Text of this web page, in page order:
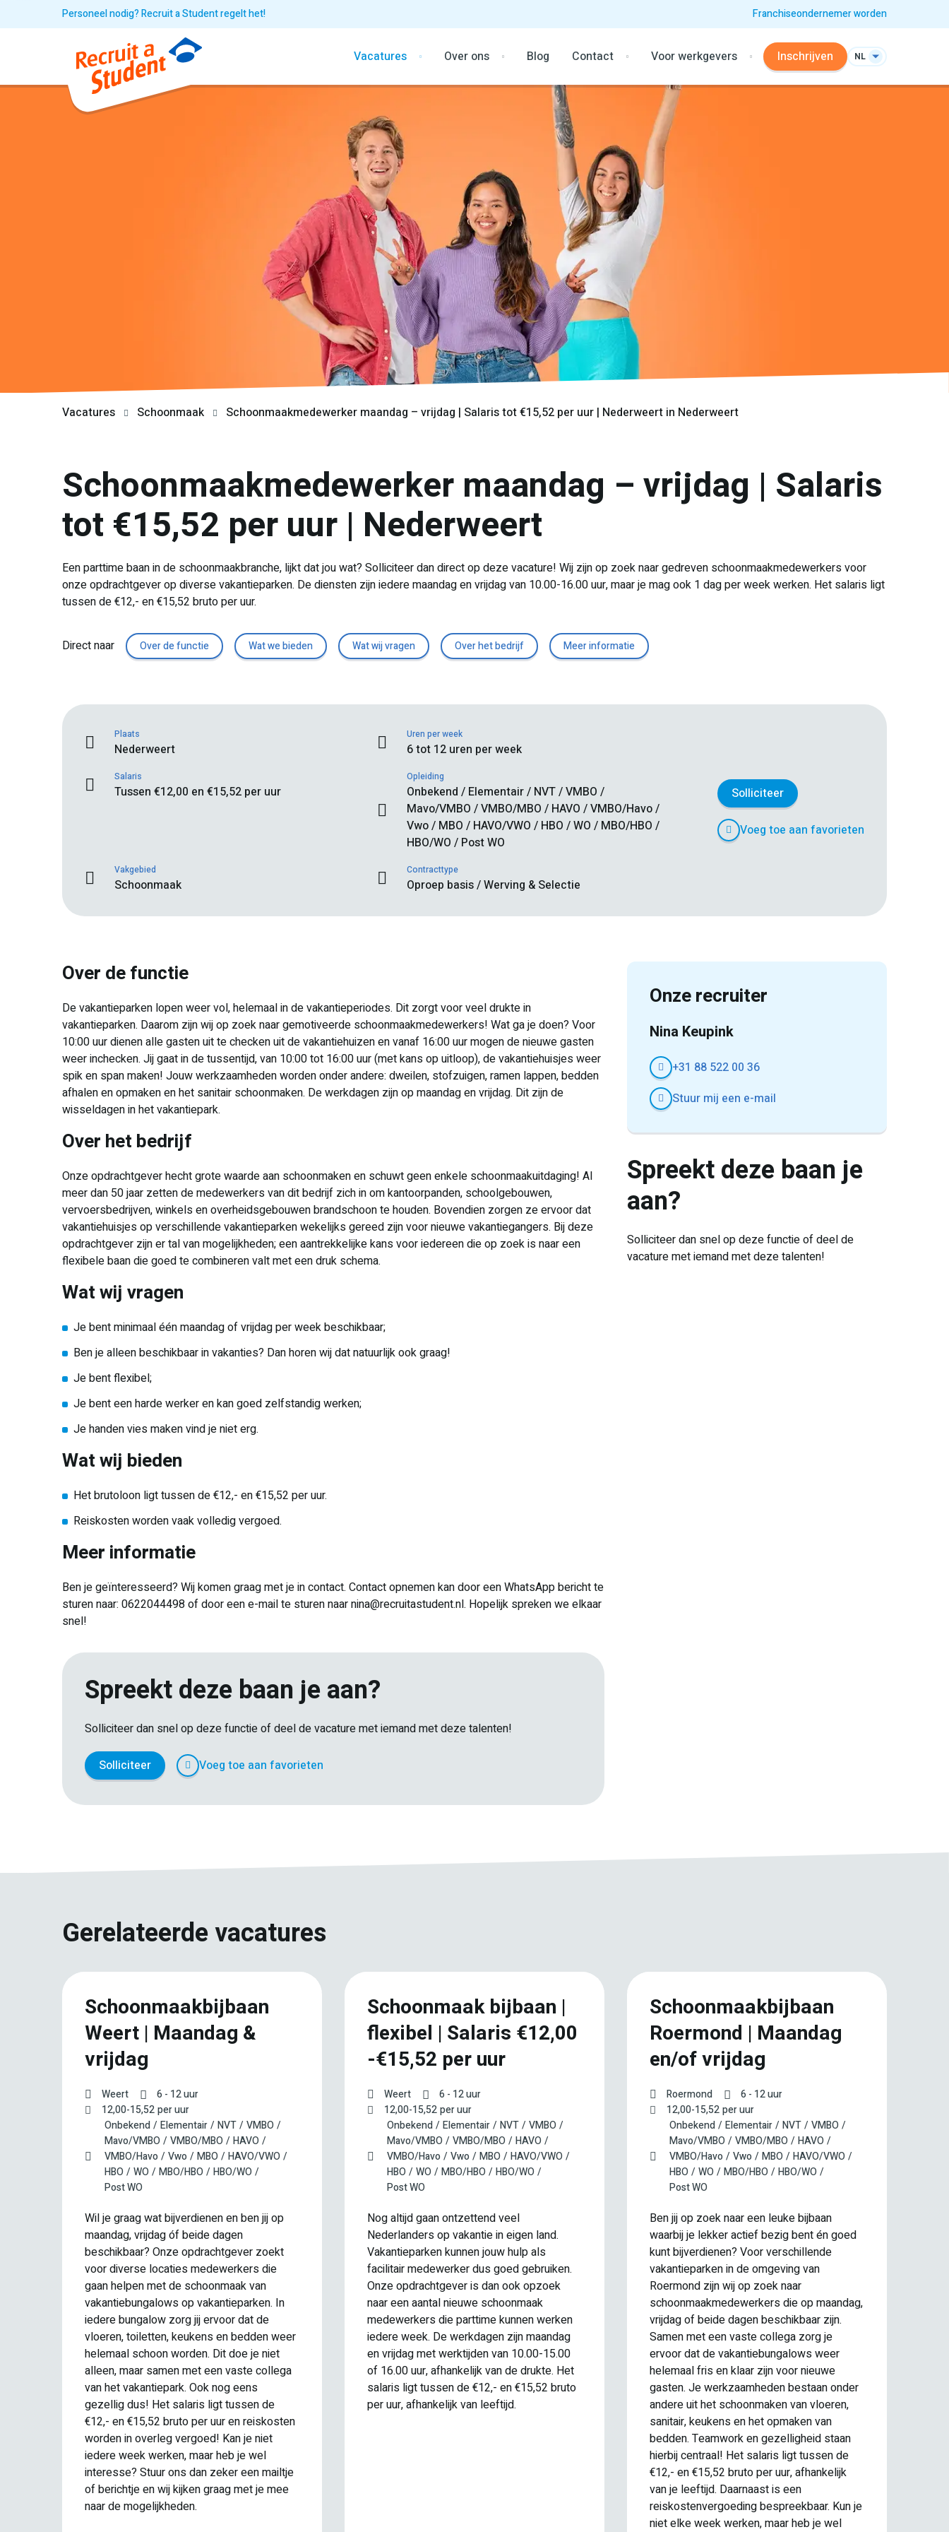
Personeel nodig? Recruit a Student regelt het! Franchiseondernemer worden
Vacatures Over ons Blog Contact Voor werkgevers Inschrijven NL
Vacatures Schoonmaak Schoonmaakmedewerker maandag – vrijdag | Salaris tot €15,52 per uur | Nederweert in Nederweert
Schoonmaakmedewerker maandag – vrijdag | Salaris
tot €15,52 per uur | Nederweert
Een parttime baan in de schoonmaakbranche, lijkt dat jou wat? Solliciteer dan direct op deze vacature! Wij zijn op zoek naar gedreven schoonmaakmedewerkers voor
onze opdrachtgever op diverse vakantieparken. De diensten zijn iedere maandag en vrijdag van 10.00-16.00 uur, maar je mag ook 1 dag per week werken. Het salaris ligt
tussen de €12,- en €15,52 bruto per uur.
Direct naar Over de functie Wat we bieden Wat wij vragen Over het bedrijf Meer informatie
Plaats
Nederweert
Uren per week
6 tot 12 uren per week
Salaris
Tussen €12,00 en €15,52 per uur
Opleiding
Onbekend / Elementair / NVT / VMBO /
Mavo/VMBO / VMBO/MBO / HAVO / VMBO/Havo /
Vwo / MBO / HAVO/VWO / HBO / WO / MBO/HBO /
HBO/WO / Post WO
Vakgebied
Schoonmaak
Contracttype
Oproep basis / Werving & Selectie
Solliciteer
Voeg toe aan favorieten
Over de functie
De vakantieparken lopen weer vol, helemaal in de vakantieperiodes. Dit zorgt voor veel drukte in
vakantieparken. Daarom zijn wij op zoek naar gemotiveerde schoonmaakmedewerkers! Wat ga je doen? Voor
10:00 uur dienen alle gasten uit te checken uit de vakantiehuizen en vanaf 16:00 uur mogen de nieuwe gasten
weer inchecken. Jij gaat in de tussentijd, van 10:00 tot 16:00 uur (met kans op uitloop), de vakantiehuisjes weer
spik en span maken! Jouw werkzaamheden worden onder andere: dweilen, stofzuigen, ramen lappen, bedden
afhalen en opmaken en het sanitair schoonmaken. De werkdagen zijn op maandag en vrijdag. Dit zijn de
wisseldagen in het vakantiepark.
Over het bedrijf
Onze opdrachtgever hecht grote waarde aan schoonmaken en schuwt geen enkele schoonmaakuitdaging! Al
meer dan 50 jaar zetten de medewerkers van dit bedrijf zich in om kantoorpanden, schoolgebouwen,
vervoersbedrijven, winkels en overheidsgebouwen brandschoon te houden. Bovendien zorgen ze ervoor dat
vakantiehuisjes op verschillende vakantieparken wekelijks gereed zijn voor nieuwe vakantiegangers. Bij deze
opdrachtgever zijn er tal van mogelijkheden; een aantrekkelijke kans voor iedereen die op zoek is naar een
flexibele baan die goed te combineren valt met een druk schema.
Wat wij vragen
Je bent minimaal één maandag of vrijdag per week beschikbaar;
Ben je alleen beschikbaar in vakanties? Dan horen wij dat natuurlijk ook graag!
Je bent flexibel;
Je bent een harde werker en kan goed zelfstandig werken;
Je handen vies maken vind je niet erg.
Wat wij bieden
Het brutoloon ligt tussen de €12,- en €15,52 per uur.
Reiskosten worden vaak volledig vergoed.
Meer informatie
Ben je geïnteresseerd? Wij komen graag met je in contact. Contact opnemen kan door een WhatsApp bericht te
sturen naar: 0622044498 of door een e-mail te sturen naar nina@recruitastudent.nl. Hopelijk spreken we elkaar
snel!
Spreekt deze baan je aan?
Solliciteer dan snel op deze functie of deel de vacature met iemand met deze talenten!
Solliciteer Voeg toe aan favorieten
Onze recruiter
Nina Keupink
+31 88 522 00 36
Stuur mij een e-mail
Spreekt deze baan je
aan?
Solliciteer dan snel op deze functie of deel de
vacature met iemand met deze talenten!
Gerelateerde vacatures
Schoonmaakbijbaan
Weert | Maandag &
vrijdag
Weert
6 - 12 uur
12,00-15,52per uur
Onbekend
Elementair NVT
VMBO
Mavo/VMBO
VMBO/MBO
HAVO
VMBO/Havo
Vwo MBO
HAVO/VWO
HBO
WO MBO/HBO
HBO/WO
Post WO
Wil je graag wat bijverdienen en ben jij op
maandag, vrijdag óf beide dagen
beschikbaar? Onze opdrachtgever zoekt
voor diverse locaties medewerkers die
gaan helpen met de schoonmaak van
vakantiebungalows op vakantieparken. In
iedere bungalow zorg jij ervoor dat de
vloeren, toiletten, keukens en bedden weer
helemaal schoon worden. Dit doe je niet
alleen, maar samen met een vaste collega
van het vakantiepark. Ook nog eens
gezellig dus! Het salaris ligt tussen de
€12,- en €15,52 bruto per uur en reiskosten
worden in overleg vergoed! Kan je niet
iedere week werken, maar heb je wel
interesse? Stuur ons dan zeker een mailtje
of berichtje en wij kijken graag met je mee
naar de mogelijkheden.
Schoonmaak bijbaan |
flexibel | Salaris €12,00
-€15,52 per uur
Weert
6 - 12 uur
12,00-15,52per uur
Onbekend
Elementair NVT
VMBO
Mavo/VMBO
VMBO/MBO
HAVO
VMBO/Havo
Vwo MBO
HAVO/VWO
HBO
WO MBO/HBO
HBO/WO
Post WO
Nog altijd gaan ontzettend veel
Nederlanders op vakantie in eigen land.
Vakantieparken kunnen jouw hulp als
facilitair medewerker dus goed gebruiken.
Onze opdrachtgever is dan ook opzoek
naar een aantal nieuwe schoonmaak
medewerkers die parttime kunnen werken
iedere week. De werkdagen zijn maandag
en vrijdag met werktijden van 10.00-15.00
of 16.00 uur, afhankelijk van de drukte. Het
salaris ligt tussen de €12,- en €15,52 bruto
per uur, afhankelijk van leeftijd.
Schoonmaakbijbaan
Roermond | Maandag
en/of vrijdag
Roermond
6 - 12 uur
12,00-15,52per uur
Onbekend
Elementair NVT
VMBO
Mavo/VMBO
VMBO/MBO
HAVO
VMBO/Havo
Vwo MBO
HAVO/VWO
HBO
WO MBO/HBO
HBO/WO
Post WO
Ben jij op zoek naar een leuke bijbaan
waarbij je lekker actief bezig bent én goed
kunt bijverdienen? Voor verschillende
vakantieparken in de omgeving van
Roermond zijn wij op zoek naar
schoonmaakmedewerkers die op maandag,
vrijdag of beide dagen beschikbaar zijn.
Samen met een vaste collega zorg je
ervoor dat de vakantiebungalows weer
helemaal fris en klaar zijn voor nieuwe
gasten. Je werkzaamheden bestaan onder
andere uit het schoonmaken van vloeren,
sanitair, keukens en het opmaken van
bedden. Teamwork en gezelligheid staan
hierbij centraal! Het salaris ligt tussen de
€12,- en €15,52 bruto per uur, afhankelijk
van je leeftijd. Daarnaast is een
reiskostenvergoeding bespreekbaar. Kun je
niet elke week werken, maar heb je wel